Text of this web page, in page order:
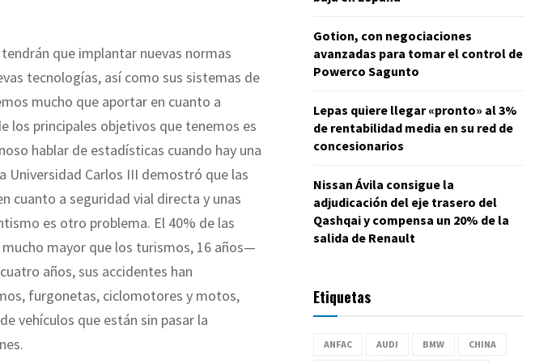
que implantar nuevas normas
tecnologías, así como sus sistemas de
mucho que aportar en cuanto a
los principales objetivos que tenemos es
hablar de estadísticas cuando hay una
Universidad Carlos III demostró que las
cuanto a seguridad vial directa y unas
es otro problema. El 40% de las
mayor que los turismos, 16 años—
años, sus accidentes han
furgonetas, ciclomotores y motos,
vehículos que están sin pasar la
Gotion, con negociaciones
avanzadas para tomar el control de
Powerco Sagunto
Lepas quiere llegar «pronto» al 3%
de rentabilidad media en su red de
concesionarios
Nissan Ávila consigue la
adjudicación del eje trasero del
Qashqai y compensa un 20% de la
salida de Renault
Etiquetas
ANFAC AUDI BMW CHINA